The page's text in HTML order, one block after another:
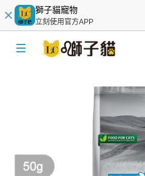
獅子貓寵物
立刻使用官方APP